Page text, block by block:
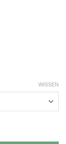
WISSEN